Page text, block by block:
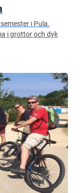
i Pula.
i grottor och dyk